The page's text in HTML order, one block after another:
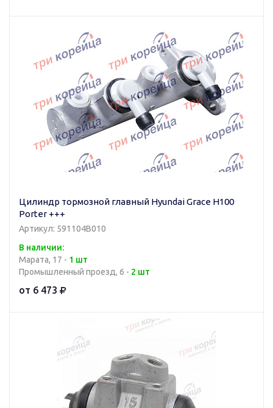
Цилиндр тормозной главный Hyundai Grace H100
Porter +++
Артикул: 591104B010
В наличии:
Марата, 17 - 1 шт
Промышленный проезд, 6 - 2 шт
от 6 473